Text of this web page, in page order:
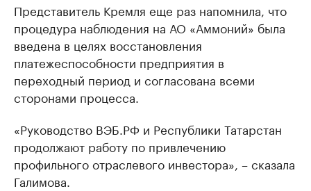
Представитель Кремля еще раз напомнила, что
процедура наблюдения на АО «Аммоний» была
введена в целях восстановления
платежеспособности предприятия в
переходный период и согласована всеми
сторонами процесса.
«Руководство ВЭБ.РФ и Республики Татарстан
продолжают работу по привлечению
профильного отраслевого инвестора», – сказала
Галимова.